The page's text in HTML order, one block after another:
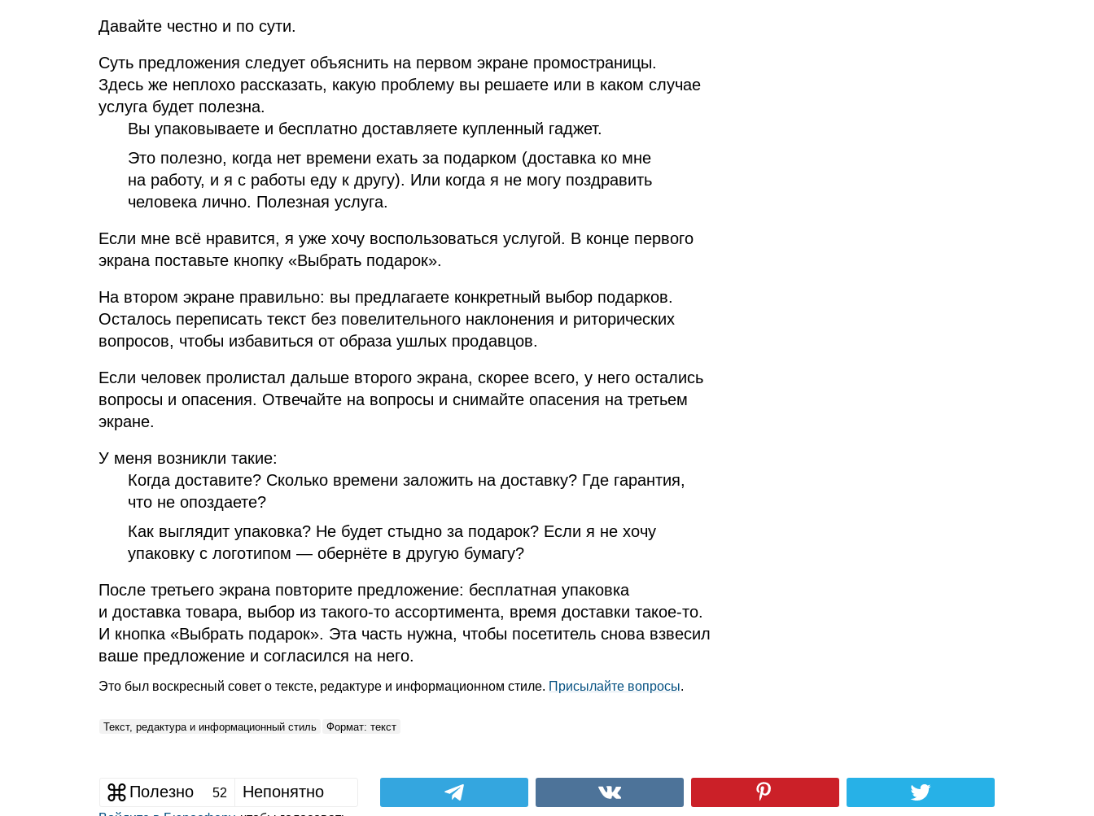
Давайте честно и по сути.
Суть предложения следует объяснить на первом экране промостраницы.
Здесь же неплохо рассказать, какую проблему вы решаете или в каком случае
услуга будет полезна.
Вы упаковываете и бесплатно доставляете купленный гаджет.
Это полезно, когда нет времени ехать за подарком (доставка ко мне
на работу, и я с работы еду к другу). Или когда я не могу поздравить
человека лично. Полезная услуга.
Если мне всё нравится, я уже хочу воспользоваться услугой. В конце первого
экрана поставьте кнопку «Выбрать подарок».
На втором экране правильно: вы предлагаете конкретный выбор подарков.
Осталось переписать текст без повелительного наклонения и риторических
вопросов, чтобы избавиться от образа ушлых продавцов.
Если человек пролистал дальше второго экрана, скорее всего, у него остались
вопросы и опасения. Отвечайте на вопросы и снимайте опасения на третьем
экране.
У меня возникли такие:
Когда доставите? Сколько времени заложить на доставку? Где гарантия,
что не опоздаете?
Как выглядит упаковка? Не будет стыдно за подарок? Если я не хочу
упаковку с логотипом — обернёте в другую бумагу?
После третьего экрана повторите предложение: бесплатная упаковка
и доставка товара, выбор из такого‑то ассортимента, время доставки такое‑то.
И кнопка «Выбрать подарок». Эта часть нужна, чтобы посетитель снова взвесил
ваше предложение и согласился на него.
Это был воскресный совет о тексте, редактуре и информационном стиле. Присылайте вопросы.
Текст, редактура и информационный стиль Формат: текст
Полезно 52 Непонятно